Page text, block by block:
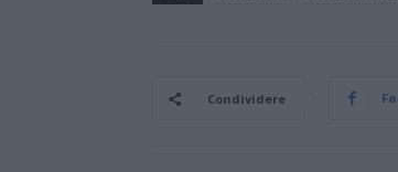
Condividere